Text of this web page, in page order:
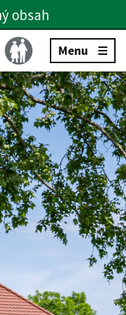
menu
obsah
Slovenčina
Menu